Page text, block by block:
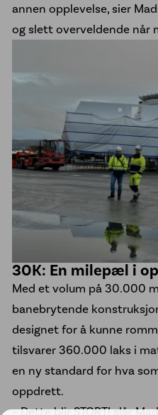
annen opplevelse, sier
og slett overveldende når
30K: En milepæl i
Med et volum på 30.000
banebrytende
designet for å kunne
tilsvarer 360.000 laks i
en ny standard for hva
oppdrett.
– Dette blir STORT! slår